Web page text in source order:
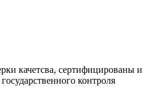
качетсва, сертифицированы и
контроля